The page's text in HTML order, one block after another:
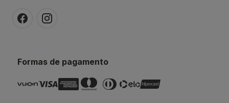
Formas de pagamento